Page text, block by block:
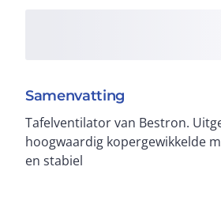
Samenvatting
Tafelventilator van Bestron.
hoogwaardig kopergewikkelde
en stabiel